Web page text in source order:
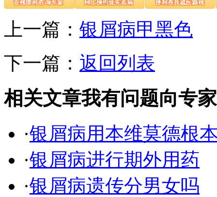
上一篇： 银屑病甲黑色
下一篇： 返回列表
相关文章我有问题向专
·银屑病用本维莫德根
·银屑病进行期外用药
·银屑病遗传分男女吗